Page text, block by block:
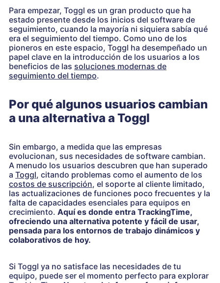
Para empezar, Toggl es un gran producto que ha
estado presente desde los inicios del software de
seguimiento, cuando la mayoría ni siquiera sabía qué
era el seguimiento del tiempo. Como uno de los
pioneros en este espacio, Toggl ha desempeñado un
papel clave en la introducción de los usuarios a los
beneficios de las soluciones modernas de
seguimiento del tiempo.
Por qué algunos usuarios cambian
a una alternativa a Toggl
Sin embargo, a medida que las empresas
evolucionan, sus necesidades de software cambian.
A menudo los usuarios descubren que han superado
a Toggl, citando problemas como el aumento de los
costos de suscripción, el soporte al cliente limitado,
las actualizaciones de funciones poco frecuentes y la
falta de capacidades esenciales para equipos en
crecimiento. Aquí es donde entra TrackingTime,
ofreciendo una alternativa potente y fácil de usar,
pensada para los entornos de trabajo dinámicos y
colaborativos de hoy.
Si Toggl ya no satisface las necesidades de tu
equipo, puede ser el momento perfecto para explorar